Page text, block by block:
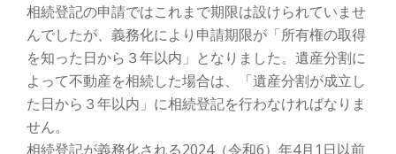
相続登記の申請ではこれまで期限は設けられていませ
んでしたが、義務化により申請期限が「所有権の取得
を知った日から３年以内」となりました。遺産分割に
よって不動産を相続した場合は、「遺産分割が成立し
た日から３年以内」に相続登記を行わなければなりま
せん。
相続登記が義務化される2024（令和6）年4月1日以前